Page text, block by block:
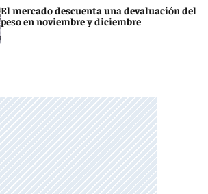
El mercado descuenta una devaluación del
peso en noviembre y diciembre